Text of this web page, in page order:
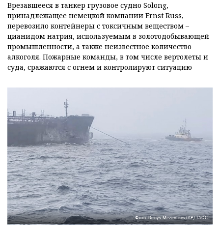
Врезавшееся в танкер грузовое судно Solong,
принадлежащее немецкой компании Ernst Russ,
перевозило контейнеры с токсичным веществом –
цианидом натрия, используемым в золотодобывающей
промышленности, а также неизвестное количество
алкоголя. Пожарные команды, в том числе вертолеты и
суда, сражаются с огнем и контролируют ситуацию
Фото: Denys Mezentsev/AP/ТАСС